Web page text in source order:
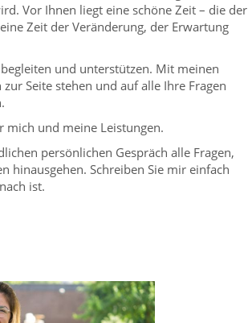
Vor Ihnen liegt eine schöne Zeit – die der
Zeit der Veränderung, der Erwartung
und unterstützen. Mit meinen
Seite stehen und auf alle Ihre Fragen
mich und meine Leistungen.
persönlichen Gespräch alle Fragen,
hinausgehen. Schreiben Sie mir einfach
ist.